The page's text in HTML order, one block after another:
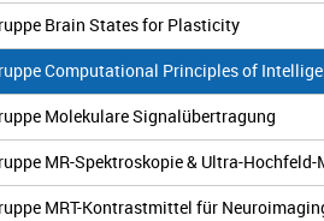
Brain States for Plasticity
Computational Principles of
Molekulare Signalübertragung
MR-Spektroskopie & Ultra-
MRT-Kontrastmittel für